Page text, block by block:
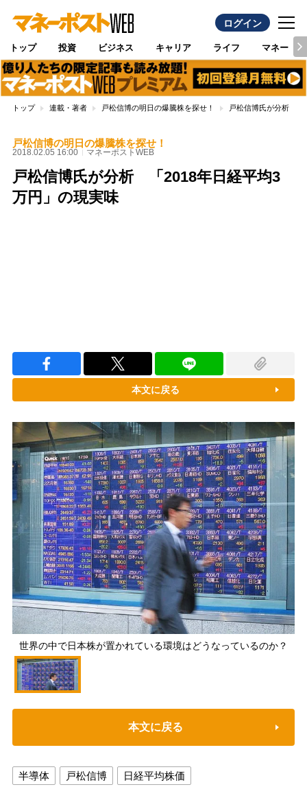
ログイン
トップ 投資 ビジネス キャリア ライフ マネー
トップ 連載・著者 戸松信博の明日の爆騰株を探せ！ 戸松信博氏が分析 「
戸松信博の明日の爆騰株を探せ！
2018.02.05 16:00 マネーポストWEB
戸松信博氏が分析 「2018年日経平均3
万円」の現実味
本文に戻る
世界の中で日本株が置かれている環境はどうなっているのか？
本文に戻る
半導体 戸松信博 日経平均株価